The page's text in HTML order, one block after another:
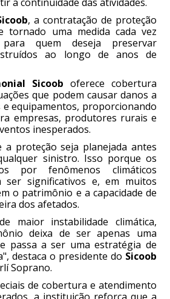
, a contratação de proteção
tornado uma medida cada vez
quem deseja preservar
ao longo de anos de
Sicoob oferece cobertura
que podem causar danos a
equipamentos, proporcionando
empresas, produtores rurais e
inesperados.
a proteção seja planejada antes
sinistro. Isso porque os
por fenômenos climáticos
ser significativos e, em muitos
o patrimônio e a capacidade de
dos afetados.
maior instabilidade climática,
deixa de ser apenas uma
passa a ser uma estratégia de
destaca o presidente do Sicoob
Soprano.
de cobertura e atendimento